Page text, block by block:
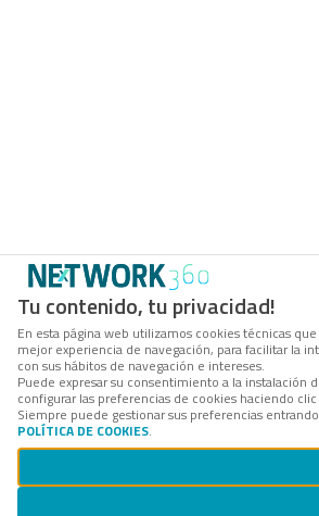
Tu contenido, tu privacidad!
En esta página web utilizamos cookies técnicas
mejor experiencia de navegación, para facilitar la
con sus hábitos de navegación e intereses.
Puede expresar su consentimiento a la instalación
configurar las preferencias de cookies haciendo clic
Siempre puede gestionar sus preferencias
POLÍTICA DE COOKIES.